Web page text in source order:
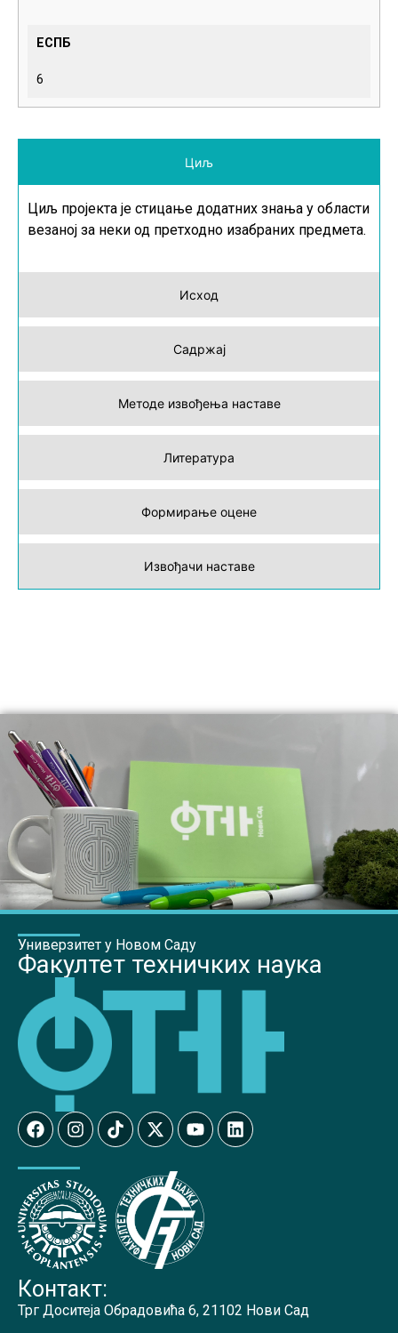
ЕСПБ
6
Циљ
Исход
Садржај
Методе извођења наставе
Литература
Формирање оцене
Извођачи наставе
Циљ пројекта је стицање додатних знања у области
везаној за неки од претходно изабраних предмета.
Универзитет у Новом Саду
Факултет техничких наука
Контакт:
Трг Доситеја Обрадовића 6, 21102 Нови Сад